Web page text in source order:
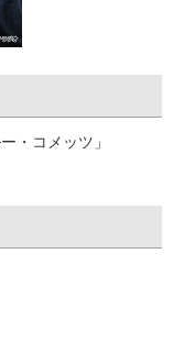
・コメッツ」